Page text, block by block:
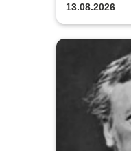
13.08.2026